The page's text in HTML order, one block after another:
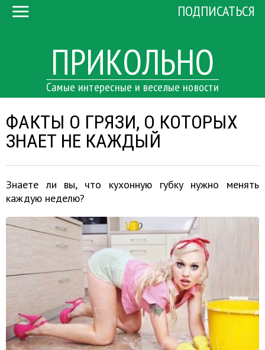
ПРИКОЛЬНО
Самые интересные и веселые новости
ПОДПИСАТЬСЯ
ФАКТЫ О ГРЯЗИ, О КОТОРЫХ
ЗНАЕТ НЕ КАЖДЫЙ
Знаете ли вы, что кухонную губку нужно менять
каждую неделю?